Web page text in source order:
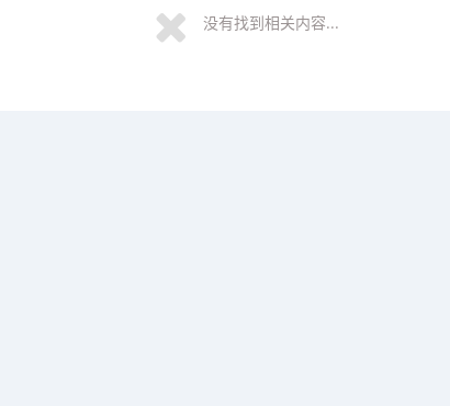
没有找到相关内容...